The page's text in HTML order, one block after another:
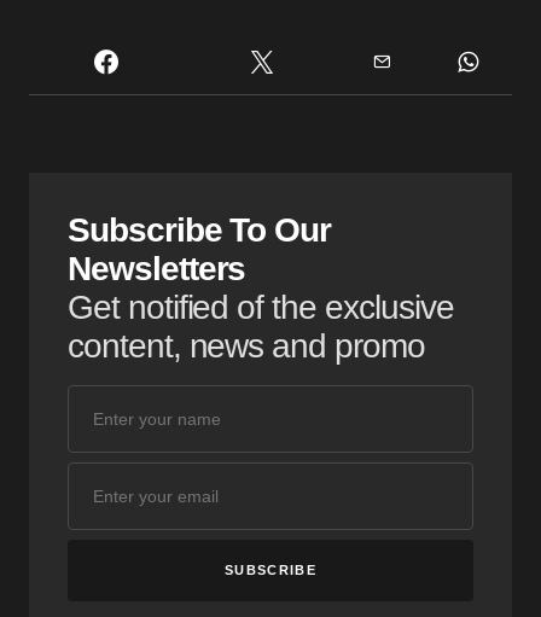
Subscribe To Our
Newsletters
Get notified of the exclusive
content, news and promo
SUBSCRIBE